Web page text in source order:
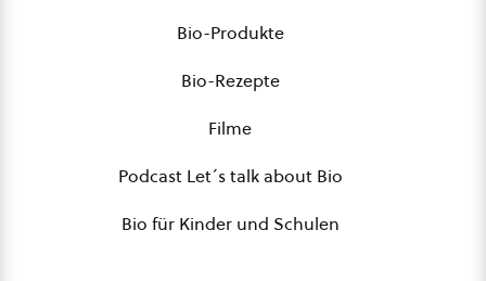
Bio-Produkte
Bio-Rezepte
Filme
Podcast Let´s talk about Bio
Bio für Kinder und Schulen